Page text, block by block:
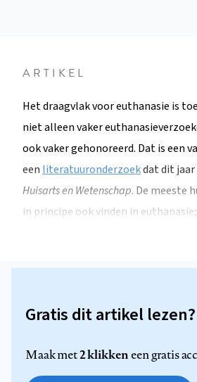
ARTIKEL
Het draagvlak voor euthanasie is
niet alleen vaker
ook vaker gehonoreerd. Dat is een
een literatuuronderzoekdat dit jaar
Huisarts en Wetenschap. De meeste
in principe ook vinden in
Gratis dit artikel lezen?
Maak met2 klikkeneen gratis